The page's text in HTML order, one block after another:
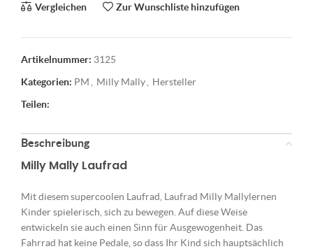
Vergleichen Zur Wunschliste hinzufügen
Artikelnummer: 3125
Kategorien: PM Milly Mally
Hersteller
Teilen:
Beschreibung
Milly Mally Laufrad
Mit diesem supercoolen Laufrad, Laufrad Milly Mallylernen
Kinder spielerisch, sich zu bewegen. Auf diese Weise
entwickeln sie auch einen Sinn für Ausgewogenheit. Das
Fahrrad hat keine Pedale, so dass Ihr Kind sich hauptsächlich